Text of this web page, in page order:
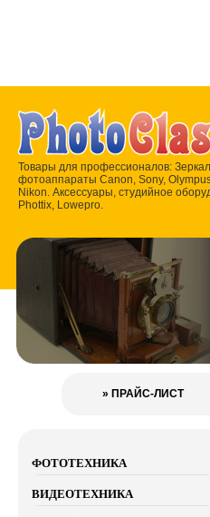
Товары для профессионалов:
фотоаппараты Canon, Sony,
Nikon. Аксессуары, студийное
Phottix, Lowepro.
» ПРАЙС-ЛИСТ
ФОТОТЕХНИКА
ВИДЕОТЕХНИКА